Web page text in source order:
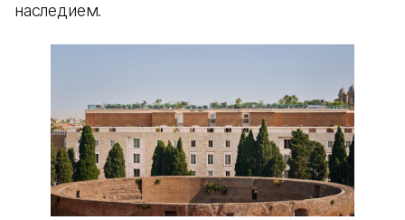
наследием.